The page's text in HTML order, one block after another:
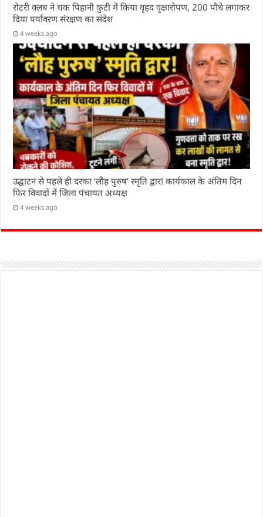
रोटरी क्लब ने चक पिहानी कुटी में किया वृहद वृक्षारोपण, 200 पौधे लगाकर
दिया पर्यावरण संरक्षण का संदेश
4 weeks ago
उद्घाटन से पहले ही दरका ‘लौह पुरुष’ स्मृति द्वार! कार्यकाल के अंतिम दिन
फिर विवादों में जिला पंचायत अध्यक्ष
4 weeks ago